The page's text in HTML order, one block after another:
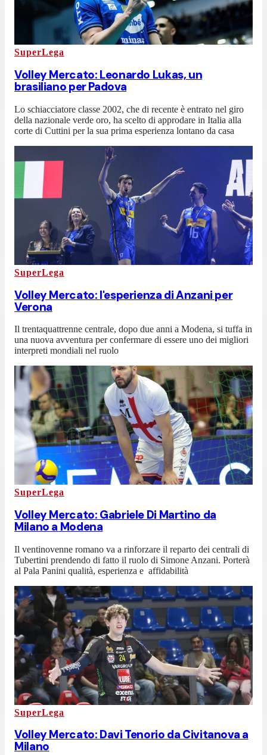
SuperLega
Volley Mercato: Leonardo Lukas, un
brasiliano per Padova
Lo schiacciatore classe 2002, che di recente è entrato nel giro
della nazionale verde oro, ha scelto di approdare in Italia alla
corte di Cuttini per la sua prima esperienza lontano da casa
SuperLega
Volley Mercato: l'esperienza di Anzani per
Verona
Il trentaquattrenne centrale, dopo due anni a Modena, si tuffa in
una nuova avventura per confermare di essere uno dei migliori
interpreti mondiali nel ruolo
SuperLega
Volley Mercato: Gabriele Di Martino da
Milano a Modena
Il ventinovenne romano va a rinforzare il reparto dei centrali di
Tubertini prendendo di fatto il ruolo di Simone Anzani. Porterà
al Pala Panini qualità, esperienza e affidabilità
SuperLega
Volley Mercato: Davi Tenorio da Civitanova a
Milano